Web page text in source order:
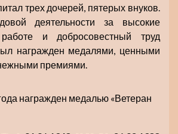
трех дочерей, пятерых внуков.
деятельности за высокие
и добросовестный труд
награжден медалями, ценными
премиями.
награжден медалью «Ветеран